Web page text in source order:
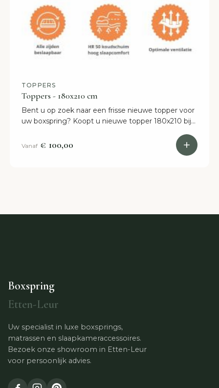
TOPPERS
Toppers - 180x210 cm
Bent u op zoek naar een frisse nieuwe topper voor
uw boxspring? Koopt u nieuwe topper 180x210 bij
Vanaf € 100,00
Boxspring
Etten-Leur
Uw specialist in luxe boxsprings,
matrassen en slaapkameraccessoires.
Bezoek onze showroom in Etten-Leur
voor persoonlijk advies.